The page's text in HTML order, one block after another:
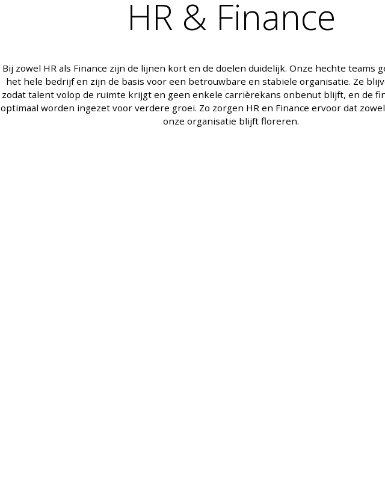
HR & Finance
Bij zowel HR als Finance zijn de lijnen kort en de doelen duidelijk. Onze hechte teams
het hele bedrijf en zijn de basis voor een betrouwbare en stabiele organisatie. Ze
zodat talent volop de ruimte krijgt en geen enkele carrièrekans onbenut blijft, en de
optimaal worden ingezet voor verdere groei. Zo zorgen HR en Finance ervoor dat
onze organisatie blijft floreren.